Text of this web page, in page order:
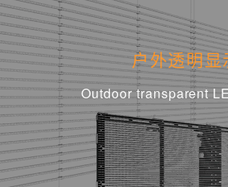
户外透明显示
Outdoor transparent LED display